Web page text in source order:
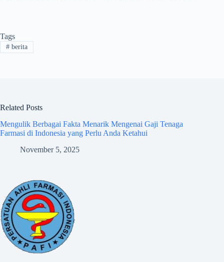
Tags
#berita
Related Posts
Mengulik Berbagai Fakta Menarik Mengenai Gaji Tenaga
Farmasi di Indonesia yang Perlu Anda Ketahui
November 5, 2025